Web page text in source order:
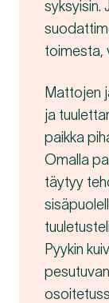
syksyisin.
toimesta,
Mattojen
ja
paikka
Omalla
täytyy
Pyykin